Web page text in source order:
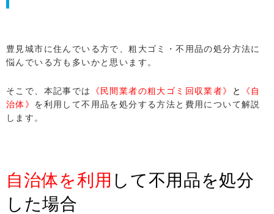
豊見城市に住んでいる方で、粗大ゴミ・不用品の処分方法に
悩んでいる方も多いかと思います。
そこで、本記事では 《民間業者の粗大ゴミ回収業者》 と
《自
治体》 を利用して不用品を処分する方法と費用について解説
します。
自治体を利用 して不用品を処分
した場合